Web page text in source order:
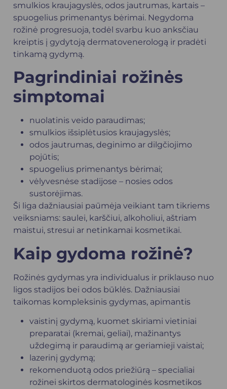
smulkios kraujagyslės, odos jautrumas, kartais –
spuogelius primenantys bėrimai. Negydoma
rožinė progresuoja, todėl svarbu kuo anksčiau
kreiptis į gydytoją dermatovenerologą ir pradėti
tinkamą gydymą.
Pagrindiniai rožinės
simptomai
nuolatinis veido paraudimas;
smulkios išsiplėtusios kraujagyslės;
odos jautrumas, deginimo ar dilgčiojimo
pojūtis;
spuogelius primenantys bėrimai;
vėlyvesnėse stadijose – nosies odos
sustorėjimas.
Ši liga dažniausiai paūmėja veikiant tam tikriems
veiksniams: saulei, karščiui, alkoholiui, aštriam
maistui, stresui ar netinkamai kosmetikai.
Kaip gydoma rožinė?
Rožinės gydymas yra individualus ir priklauso nuo
ligos stadijos bei odos būklės. Dažniausiai
taikomas kompleksinis gydymas, apimantis
vaistinį gydymą, kuomet skiriami vietiniai
preparatai (kremai, geliai), mažinantys
uždegimą ir paraudimą ar geriamieji vaistai;
lazerinį gydymą;
rekomenduotą odos priežiūrą – specialiai
rožinei skirtos dermatologinės kosmetikos